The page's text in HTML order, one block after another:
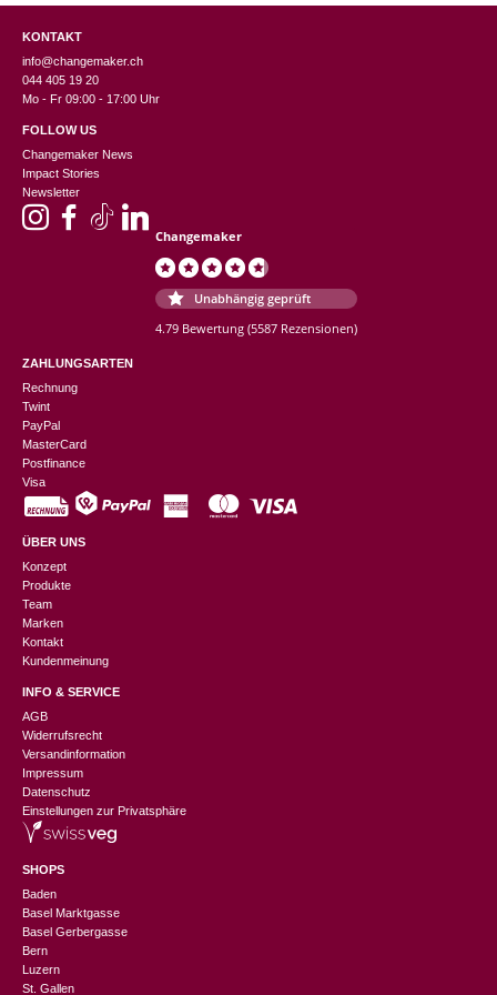
KONTAKT
info@changemaker.ch
044 405 19 20
Mo - Fr 09:00 - 17:00 Uhr
FOLLOW US
Changemaker News
Impact Stories
Newsletter
Changemaker
Unabhängig geprüft
4.79 Bewertung (5587 Rezensionen)
ZAHLUNGSARTEN
Rechnung
Twint
PayPal
MasterCard
Postfinance
Visa
ÜBER UNS
Konzept
Produkte
Team
Marken
Kontakt
Kundenmeinung
INFO & SERVICE
AGB
Widerrufsrecht
Versandinformation
Impressum
Datenschutz
Einstellungen zur Privatsphäre
SHOPS
Baden
Basel Marktgasse
Basel Gerbergasse
Bern
Luzern
St. Gallen